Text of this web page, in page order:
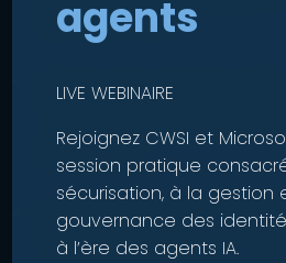
dispositifs dédiés.
Obtenez des réponses claires
protocoles, les applications
des appareils.
Installez une confiance
Moins de configuration
agents
LIVE WEBINAIRE
Rejoignez CWSI et
session pratique
sécurisation, à la gestion
gouvernance des
à l’ère des agents IA.